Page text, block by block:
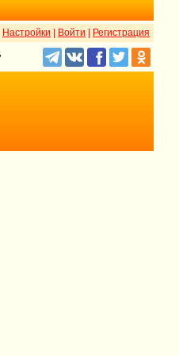
Настройки Войти Регистрация